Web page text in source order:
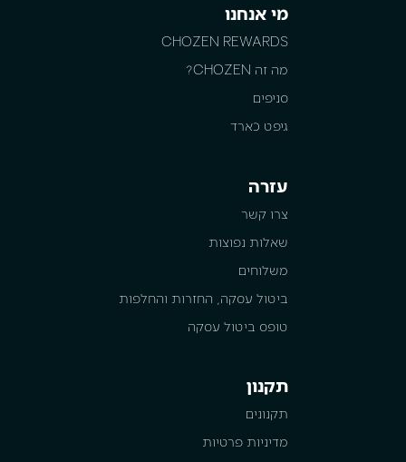
מי אנחנו
CHOZEN REWARDS
מה זה CHOZEN?
סניפים
גיפט כארד
עזרה
צרו קשר
שאלות נפוצות
משלוחים
ביטול עסקה, החזרות והחלפות
טופס ביטול עסקה
תקנון
תקנונים
מדיניות פרטיות